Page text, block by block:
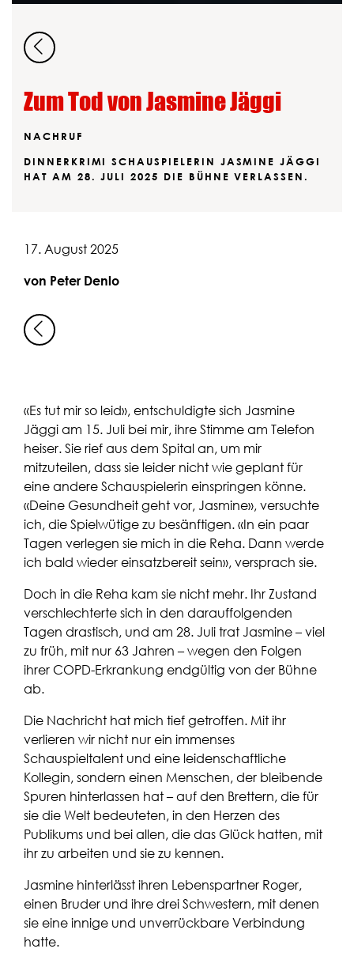
Zum Tod von Jasmine Jäggi
NACHRUF
DINNERKRIMI SCHAUSPIELERIN JASMINE JÄGGI
HAT AM 28. JULI 2025 DIE BÜHNE VERLASSEN.
17. August 2025
von Peter Denlo
«Es tut mir so leid», entschuldigte sich Jasmine
Jäggi am 15. Juli bei mir, ihre Stimme am Telefon
heiser. Sie rief aus dem Spital an, um mir
mitzuteilen, dass sie leider nicht wie geplant für
eine andere Schauspielerin einspringen könne.
«Deine Gesundheit geht vor, Jasmine», versuchte
ich, die Spielwütige zu besänftigen. «In ein paar
Tagen verlegen sie mich in die Reha. Dann werde
ich bald wieder einsatzbereit sein», versprach sie.
Doch in die Reha kam sie nicht mehr. Ihr Zustand
verschlechterte sich in den darauffolgenden
Tagen drastisch, und am 28. Juli trat Jasmine – viel
zu früh, mit nur 63 Jahren – wegen den Folgen
ihrer COPD-Erkrankung endgültig von der Bühne
ab.
Die Nachricht hat mich tief getroffen. Mit ihr
verlieren wir nicht nur ein immenses
Schauspieltalent und eine leidenschaftliche
Kollegin, sondern einen Menschen, der bleibende
Spuren hinterlassen hat – auf den Brettern, die für
sie die Welt bedeuteten, in den Herzen des
Publikums und bei allen, die das Glück hatten, mit
ihr zu arbeiten und sie zu kennen.
Jasmine hinterlässt ihren Lebenspartner Roger,
einen Bruder und ihre drei Schwestern, mit denen
sie eine innige und unverrückbare Verbindung
hatte.